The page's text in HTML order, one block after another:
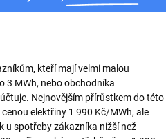
kteří mají velmi malou
3 MWh, nebo obchodníka
Nejnovějším přírůstkem do této
elektřiny 1 990 Kč/MWh, ale
u spotřeby zákazníka nižší než